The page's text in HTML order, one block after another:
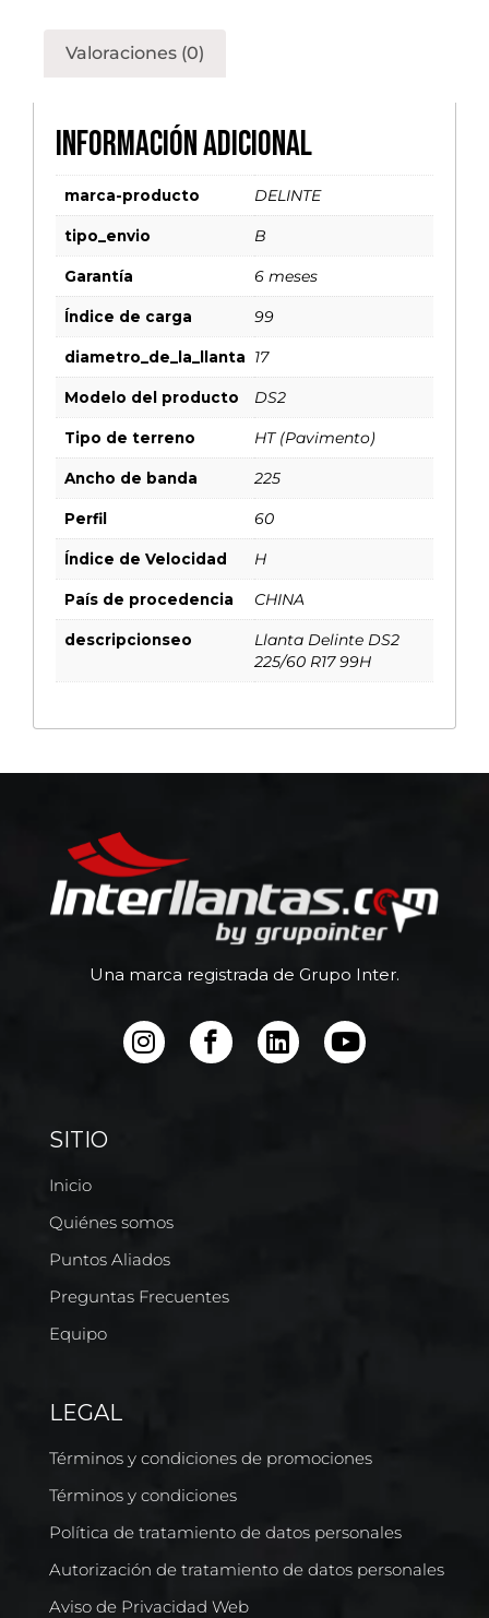
Valoraciones (0)
Información adicional
marca-producto DELINTE
tipo_envio B
Garantía 6 meses
Índice de carga 99
diametro_de_la_llanta 17
Modelo del producto DS2
Tipo de terreno HT (Pavimento)
Ancho de banda 225
Perfil 60
Índice de Velocidad H
País de procedencia CHINA
descripcionseo
Llanta Delinte DS2
225/60 R17 99H
Una marca registrada de Grupo Inter.
SITIO
Inicio
Quiénes somos
Puntos Aliados
Preguntas Frecuentes
Equipo
LEGAL
Términos y condiciones de promociones
Términos y condiciones
Política de tratamiento de datos personales
Autorización de tratamiento de datos personales
Aviso de Privacidad Web